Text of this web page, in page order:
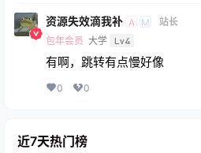
资源失效滴我补 A M
站长
包年会员 大学 Lv4
有啊，跳转有点慢好像
0 0
近7天热门榜